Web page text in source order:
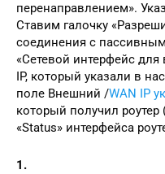
перенаправлением».
Ставим галочку
соединения с
«Сетевой интерфейс
IP, который указали в
поле Внешний /WAN IP
который получил
«Status» интерфейса
1.